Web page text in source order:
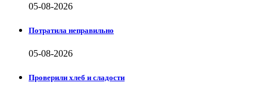
05-08-2026
Потратила неправильно
05-08-2026
Проверили хлеб и сладости